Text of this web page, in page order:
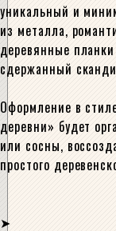
уникальный и
из металла,
деревянные
сдержанный
Оформление в
деревни» будет
или сосны,
простого